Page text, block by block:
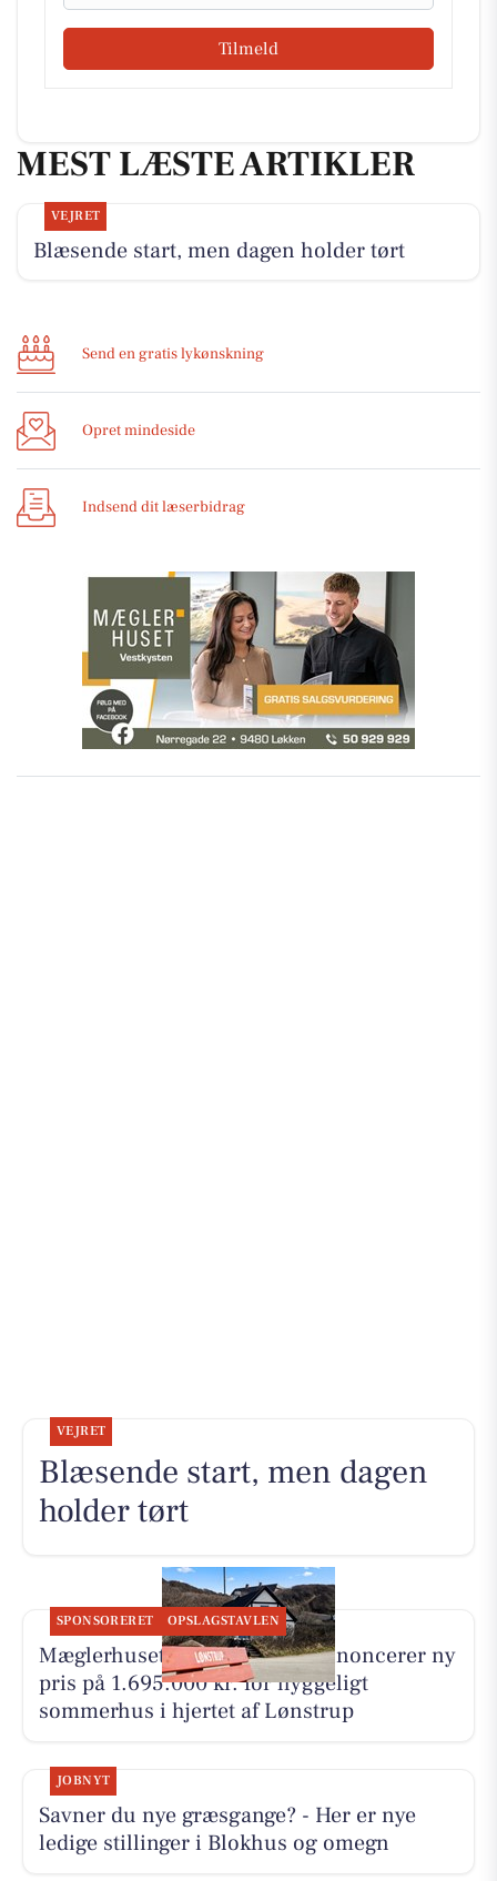
Tilmeld
MEST LÆSTE ARTIKLER
VEJRET
Blæsende start, men dagen holder tørt
Send en gratis lykønskning
Opret mindeside
Indsend dit læserbidrag
VEJRET
Blæsende start, men dagen
holder tørt
SPONSORERET OPSLAGSTAVLEN
Mæglerhuset Vestkysten I/S annoncerer ny
pris på 1.695.000 kr. for hyggeligt
sommerhus i hjertet af Lønstrup
JOBNYT
Savner du nye græsgange? - Her er nye
ledige stillinger i Blokhus og omegn